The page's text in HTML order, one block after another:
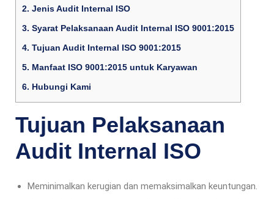
2. Jenis Audit Internal ISO
3. Syarat Pelaksanaan Audit Internal ISO 9001:2015
4. Tujuan Audit Internal ISO 9001:2015
5. Manfaat ISO 9001:2015 untuk Karyawan
6. Hubungi Kami
Tujuan Pelaksanaan
Audit Internal ISO
Meminimalkan kerugian dan memaksimalkan keuntungan.